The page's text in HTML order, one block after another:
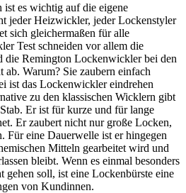
es wichtig auf die eigene
jeder Heizwickler, jeder Lockenstyler
sich gleichermaßen für alle
Test schneiden vor allem die
Remington Lockenwickler bei den
Warum? Sie zaubern einfach
ist das Lockenwickler eindrehen
zu den klassischen Wicklern gibt
Er ist für kurze und für lange
Er zaubert nicht nur große Locken,
Für eine Dauerwelle ist er hingegen
Mitteln gearbeitet wird und
bleibt. Wenn es einmal besonders
gehen soll, ist eine Lockenbürste eine
von Kundinnen.